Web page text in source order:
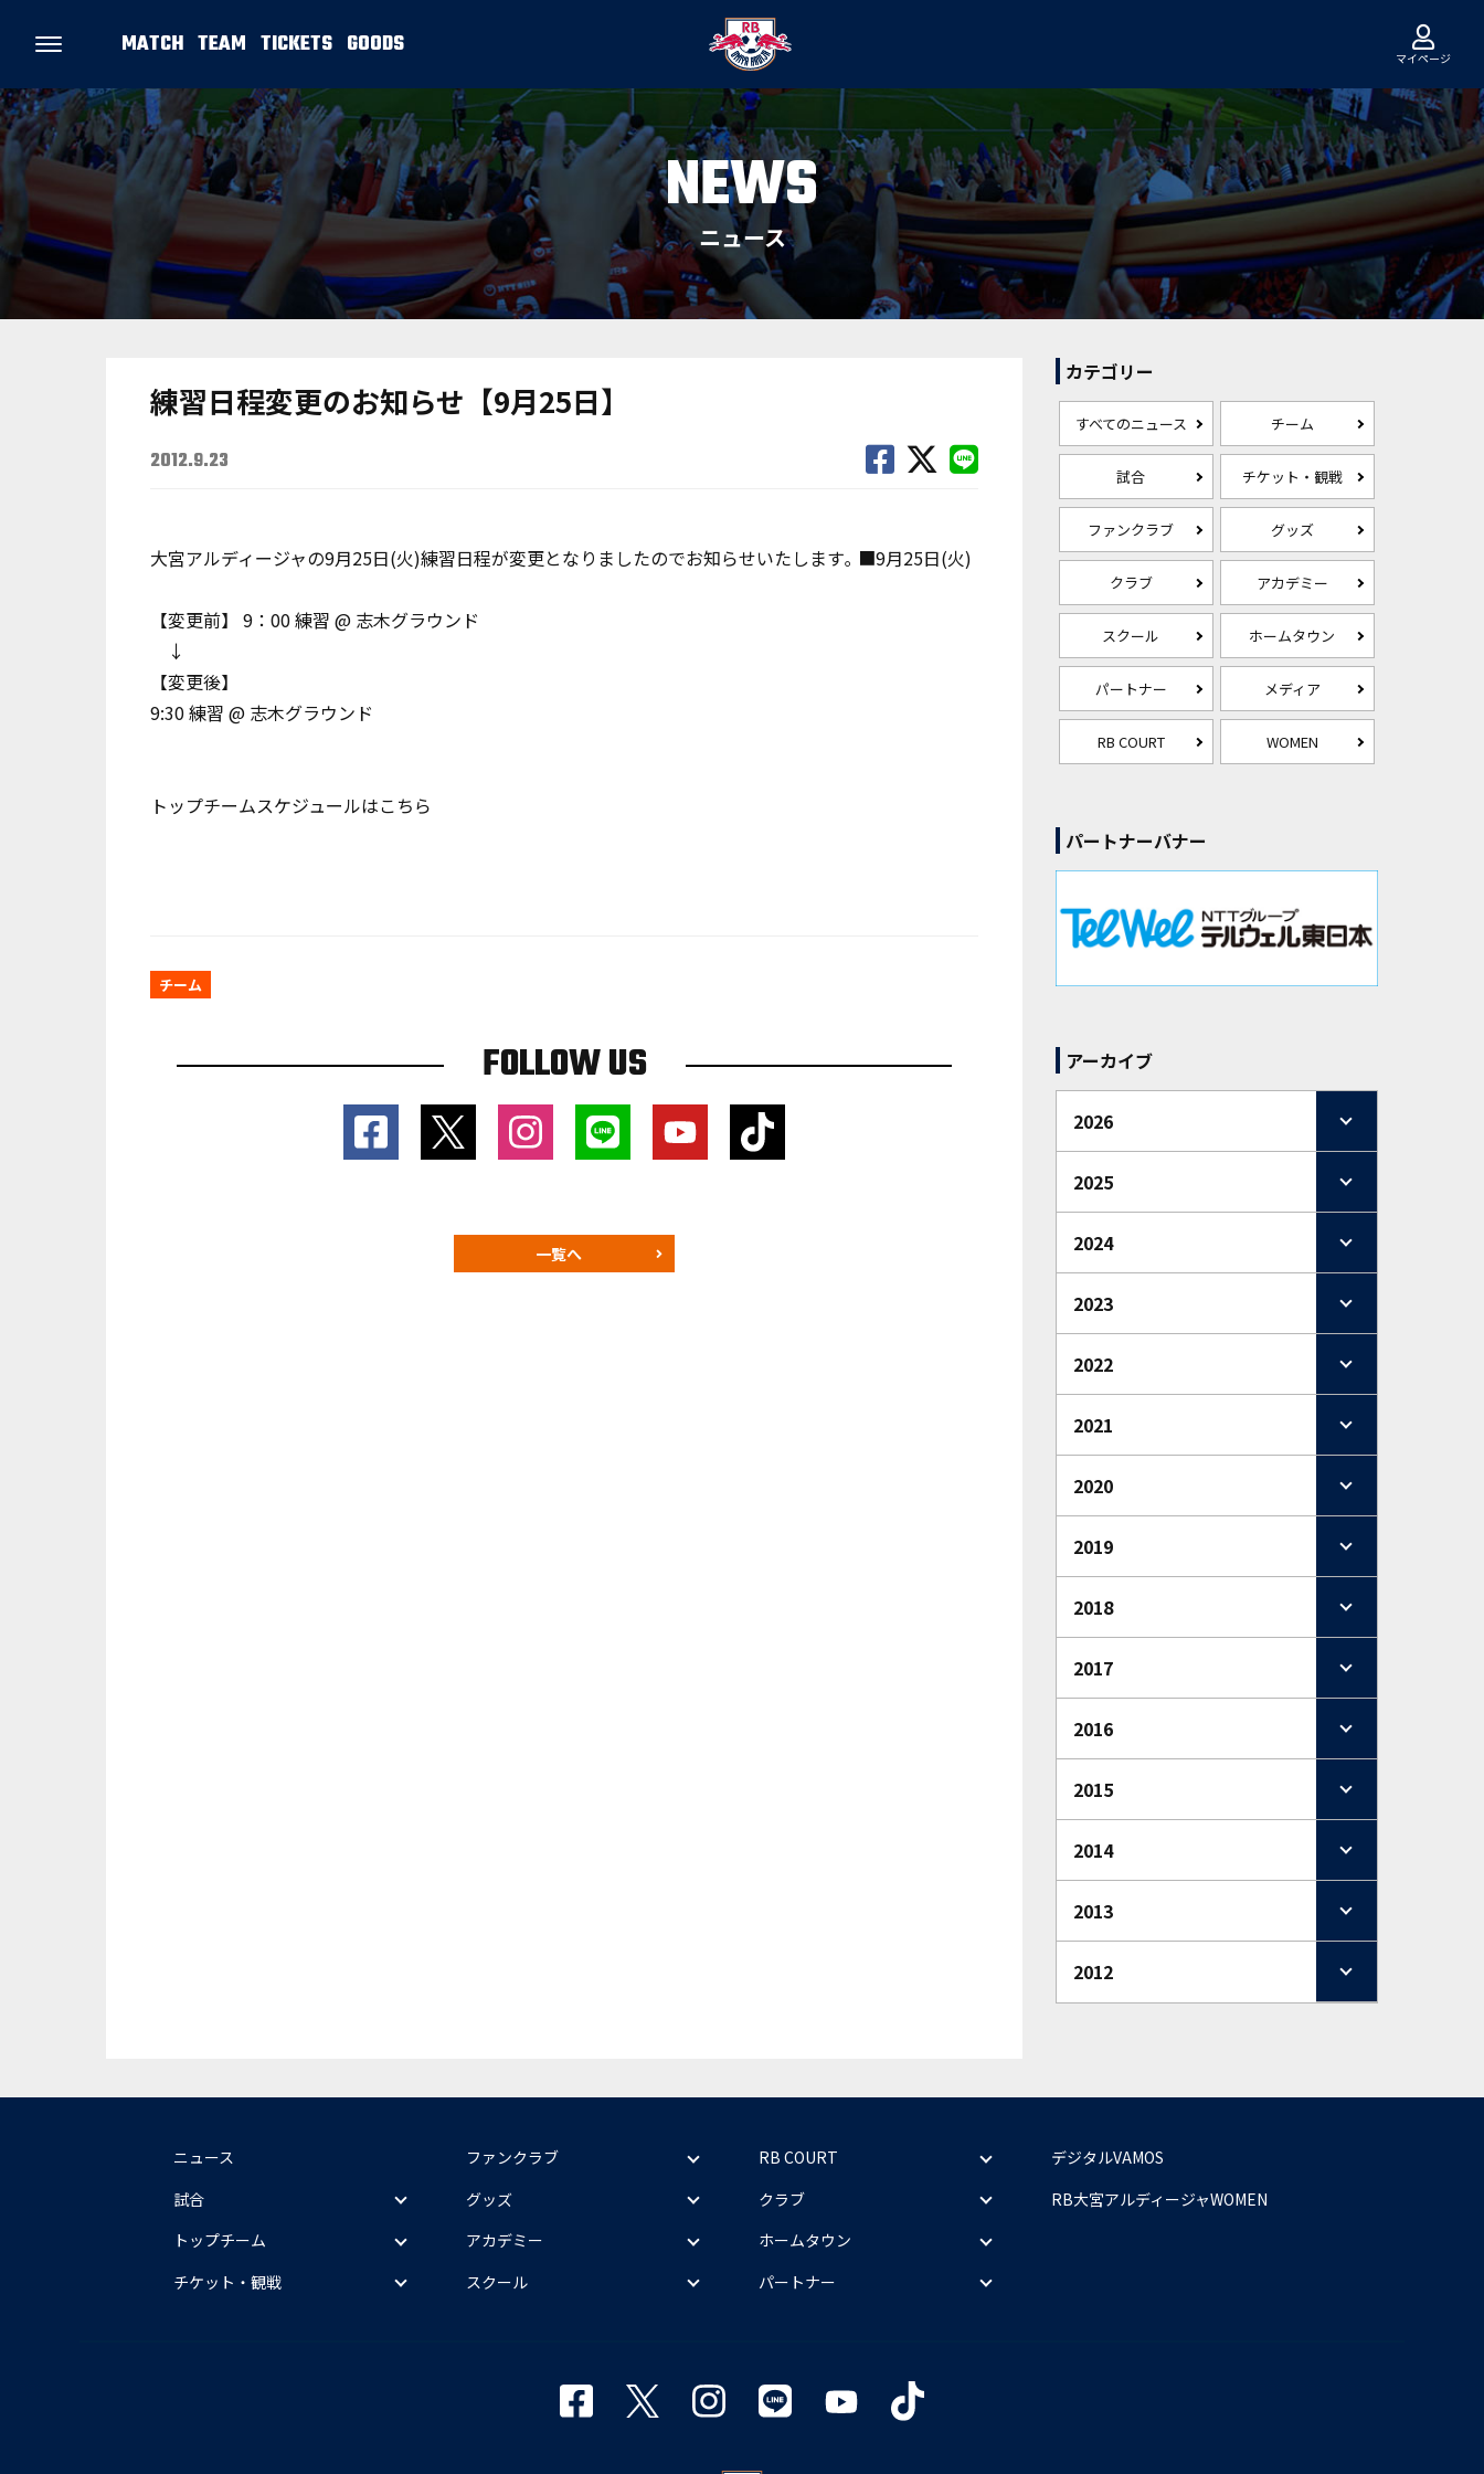
MATCH TEAM TICKETS GOODS マイページ
NEWS
ニュース
練習日程変更のお知らせ【9月25日】
2012.9.23
大宮アルディージャの9月25日(火)練習日程が変更となりましたのでお知らせいたします｡ ■9月25日(火)
【変更前】 9：00 練習 @ 志木グラウンド
↓
【変更後】
9:30 練習 @ 志木グラウンド
トップチームスケジュールはこちら
チーム
FOLLOW US
一覧へ
カテゴリー
すべてのニュース チーム
試合 チケット・観戦
ファンクラブ グッズ
クラブ アカデミー
スクール ホームタウン
パートナー メディア
RB COURT WOMEN
パートナーバナー
アーカイブ
2026
2025
2024
2023
2022
2021
2020
2019
2018
2017
2016
2015
2014
2013
2012
ニュース
試合
トップチーム
チケット・観戦
ファンクラブ
グッズ
アカデミー
スクール
RB COURT
クラブ
ホームタウン
パートナー
デジタルVAMOS
RB大宮アルディージャWOMEN